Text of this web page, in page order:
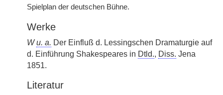
Spielplan der deutschen Bühne.
Werke
Wu. a. Der Einfluß d. Lessingschen Dramaturgie auf
d. Einführung Shakespeares in Dtld., Diss. Jena
1851.
Literatur